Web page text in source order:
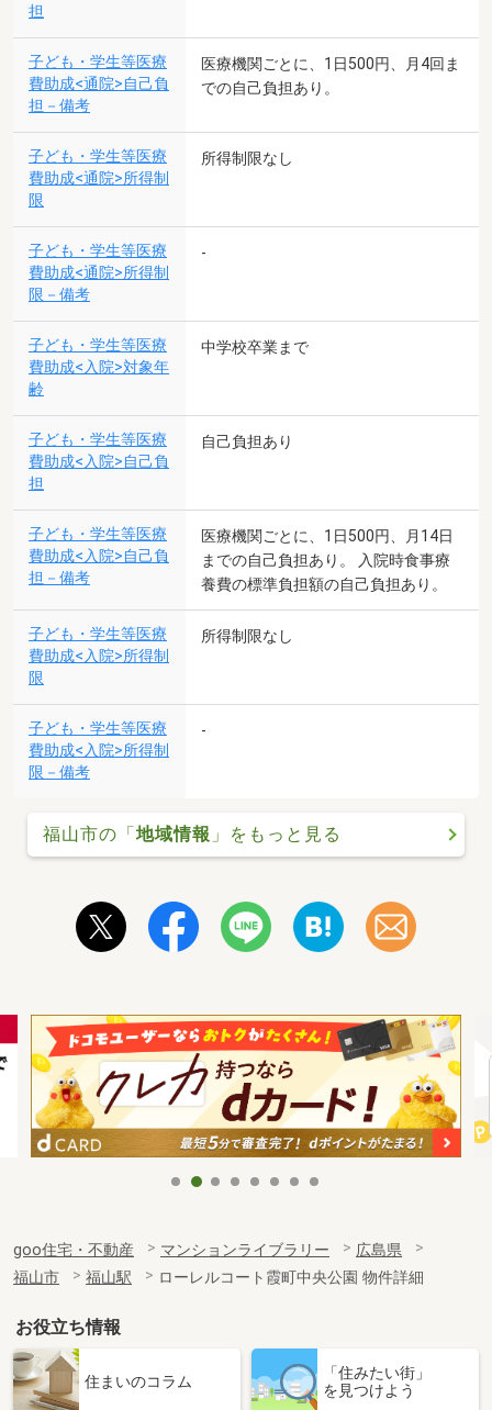
担
子ども・学生等医療
費助成<通院>自己負
担－備考
医療機関ごとに、1日500円、月4回ま
での自己負担あり。
子ども・学生等医療
費助成<通院>所得制
限
所得制限なし
子ども・学生等医療
費助成<通院>所得制
限－備考
-
子ども・学生等医療
費助成<入院>対象年
齢
中学校卒業まで
子ども・学生等医療
費助成<入院>自己負
担
自己負担あり
子ども・学生等医療
費助成<入院>自己負
担－備考
医療機関ごとに、1日500円、月14日
までの自己負担あり。 入院時食事療
養費の標準負担額の自己負担あり。
子ども・学生等医療
費助成<入院>所得制
限
所得制限なし
子ども・学生等医療
費助成<入院>所得制
限－備考
-
福山市の「 地域情報 」をもっと見る
goo住宅・不動産 マンションライブラリー
広島県
福山市
福山駅 ローレルコート霞町中央公園 物件詳細
お役立ち情報
住まいのコラム
「住みたい街」
を見つけよう